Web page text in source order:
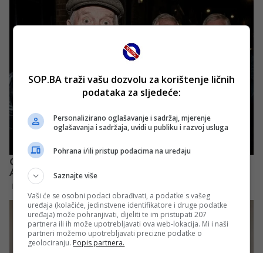
SOP.BA traži vašu dozvolu za korištenje ličnih
podataka za sljedeće:
Personalizirano oglašavanje i sadržaj, mjerenje
oglašavanja i sadržaja, uvidi u publiku i razvoj usluga
Pohrana i/ili pristup podacima na uređaju
Saznajte više
Vaši će se osobni podaci obrađivati, a podatke s vašeg
uređaja (kolačiće, jedinstvene identifikatore i druge podatke
uređaja) može pohranjivati, dijeliti te im pristupati 207
partnera ili ih može upotrebljavati ova web-lokacija. Mi i naši
partneri možemo upotrebljavati precizne podatke o
geolociranju. Popis partnera.